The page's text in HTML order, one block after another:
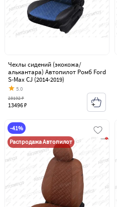
Чехлы сидений (экокожа/
алькантара) Автопилот Ромб Ford
S-Max CJ (2014-2019)
5.0
13496 ₽
23192 ₽
-41%
Распродажа Автопилот